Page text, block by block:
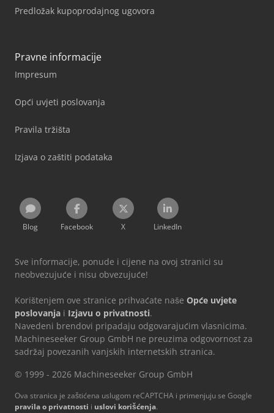
Predložak kupoprodajnog ugovora
Pravne informacije
Impresum
Opći uvjeti poslovanja
Pravila tržišta
Izjava o zaštiti podataka
Blog Facebook X LinkedIn
Sve informacije, ponude i cijene na ovoj stranici su
neobvezujuće i nisu obvezujuće!
Korištenjem ove stranice prihvaćate naše Opće uvjete
poslovanja i Izjavu o privatnosti.
Navedeni brendovi pripadaju odgovarajućim vlasnicima.
Machineseeker Group GmbH ne preuzima odgovornost za
sadržaj povezanih vanjskih internetskih stranica.
© 1999 - 2026 Machineseeker Group GmbH
Ova stranica je zaštićena uslugom reCAPTCHA i primenjuju se Google
pravila o privatnosti i uslovi korišćenja.